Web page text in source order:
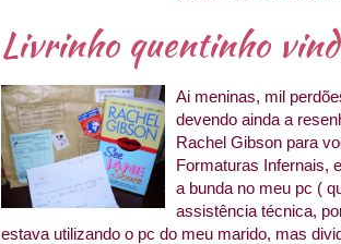
Livrinho quentinho
Ai meninas, mil
devendo ainda a
Rachel Gibson para
Formaturas Infernais,
a bunda no meu pc (
assistência técnica,
estava utilizando o pc do meu marido, mas